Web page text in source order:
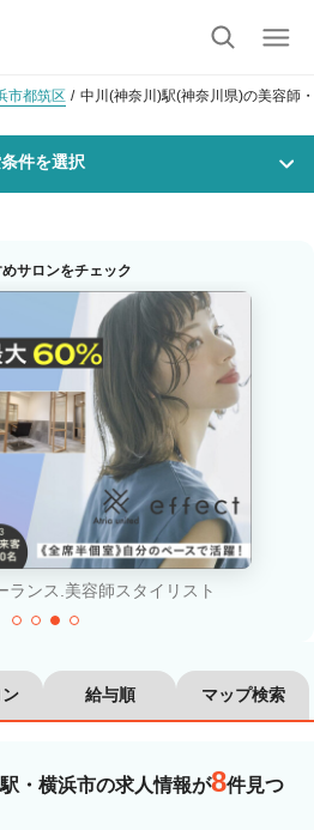
市都筑区 中川(神奈川)駅(神奈川県)の美容師
件を選択
町村を選択
美容師アシスタント
フロント・レセプション
エステティシャン
営業・販売スタッフ・その他
サロンをチェック
ランス.美容師スタイリスト
給与順 マップ検索
・横浜市の求人情報が8件見つ